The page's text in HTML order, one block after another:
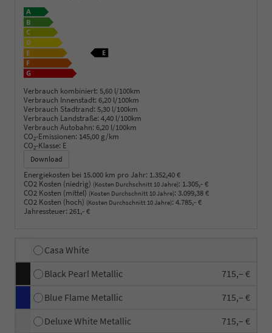
Verbrauch kombiniert: 5,60 l/100km
Verbrauch Innenstadt: 6,20 l/100km
Verbrauch Stadtrand: 5,30 l/100km
Verbrauch Landstraße: 4,40 l/100km
Verbrauch Autobahn: 6,20 l/100km
CO2-Emissionen: 145,00 g/km
CO2-Klasse: E
Download
Energiekosten bei 15.000 km pro Jahr: 1.352,40 €
CO2 Kosten (niedrig) (Kosten Durchschnitt 10 Jahre): 1.305,- €
CO2 Kosten (mittel) (Kosten Durchschnitt 10 Jahre): 3.099,38 €
CO2 Kosten (hoch) (Kosten Durchschnitt 10 Jahre): 4.785,- €
Jahressteuer: 261,- €
Casa White
Black Pearl Metallic
715,– €
Blue Flame Metallic
715,– €
Deluxe White Metallic
715,– €